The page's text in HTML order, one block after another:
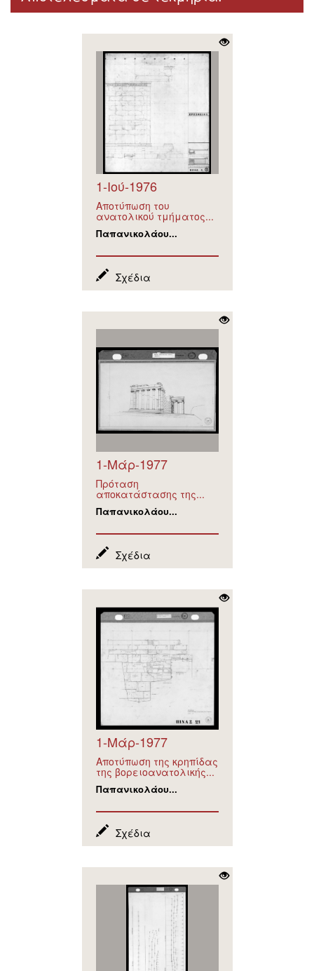
1-Ιού-1976
Αποτύπωση του
ανατολικού τμήματος...
Παπανικολάου...
Σχέδια
1-Μάρ-1977
Πρόταση
αποκατάστασης της...
Παπανικολάου...
Σχέδια
1-Μάρ-1977
Αποτύπωση της κρηπίδας
της βορειοανατολικής...
Παπανικολάου...
Σχέδια